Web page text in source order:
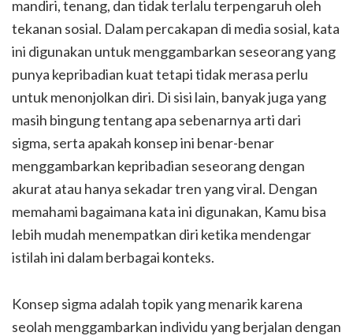
mandiri, tenang, dan tidak terlalu terpengaruh oleh
tekanan sosial. Dalam percakapan di media sosial, kata
ini digunakan untuk menggambarkan seseorang yang
punya kepribadian kuat tetapi tidak merasa perlu
untuk menonjolkan diri. Di sisi lain, banyak juga yang
masih bingung tentang apa sebenarnya arti dari
sigma, serta apakah konsep ini benar-benar
menggambarkan kepribadian seseorang dengan
akurat atau hanya sekadar tren yang viral. Dengan
memahami bagaimana kata ini digunakan, Kamu bisa
lebih mudah menempatkan diri ketika mendengar
istilah ini dalam berbagai konteks.
Konsep sigma adalah topik yang menarik karena
seolah menggambarkan individu yang berjalan dengan